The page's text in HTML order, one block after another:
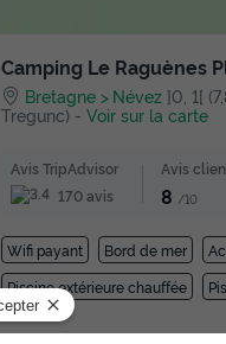
Camping Le Raguènes
Bretagne Névez ]0, 1[
Tregunc) - Voir sur la carte
Avis TripAdvisor
170 avis
Avis
8 /10
Wifi payant Bord de mer
Piscine extérieure chauffée